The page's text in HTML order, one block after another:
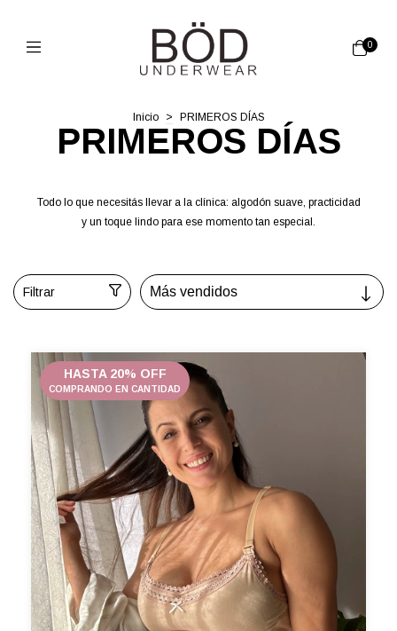
0
Inicio > PRIMEROS DÍAS
PRIMEROS DÍAS
Todo lo que necesitás llevar a la clínica: algodón suave, practicidad
y un toque lindo para ese momento tan especial.
Filtrar
HASTA 20% OFF
COMPRANDO EN CANTIDAD